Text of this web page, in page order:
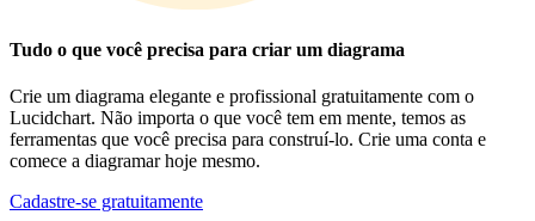
Tudo o que você precisa para criar um diagrama
Crie um diagrama elegante e profissional gratuitamente com o
Lucidchart. Não importa o que você tem em mente, temos as
ferramentas que você precisa para construí-lo. Crie uma conta e
comece a diagramar hoje mesmo.
Cadastre-se gratuitamente